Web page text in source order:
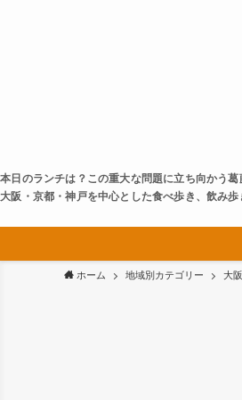
本日のランチは？この重大な問題に立ち向かう葛
大阪・京都・神戸を中心とした食べ歩き、飲み歩
ホーム 地域別カテゴリー 大